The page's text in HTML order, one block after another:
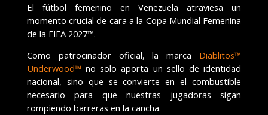
El fútbol femenino en Venezuela atraviesa un
momento crucial de cara a la Copa Mundial Femenina
de la FIFA 2027™.
Como patrocinador oficial, la marca Diablitos™
Underwood™ no solo aporta un sello de identidad
nacional, sino que se convierte en el combustible
necesario para que nuestras jugadoras sigan
rompiendo barreras en la cancha.